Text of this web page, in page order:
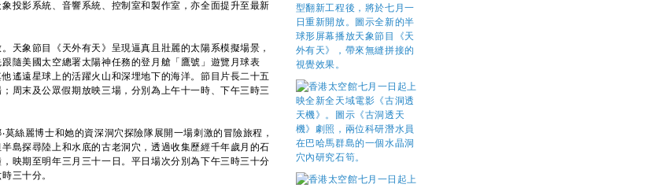
投影系統、音響系統、控制室和製作室，亦全面提升至最新
象節目《天外有天》呈現逼真且壯麗的太陽系模擬場景，
隨美國太空總署太陽神任務的登月艙「鷹號」遊覽月球表
遙遠星球上的活躍火山和深埋地下的海洋。節目片長二十五
周末及公眾假期放映三場，分別為上午十一時、下午三時三
麗博士和她的資深洞穴探險隊展開一場刺激的冒險旅程，
島探尋陸上和水底的古老洞穴，透過收集歷經千年歲月的石
映期至明年三月三十一日。平日場次分別為下午三時三十分
三十分。